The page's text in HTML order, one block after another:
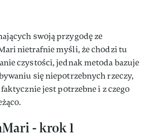
swoją przygodę ze
nietrafnie myśli, że chodzi tu
czystości, jednak metoda bazuje
się niepotrzebnych rzeczy,
jest potrzebne i z czego
- krok 1